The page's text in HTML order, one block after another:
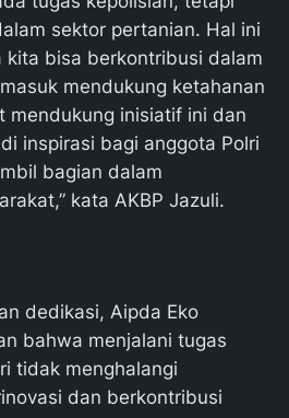
sektor pertanian. Hal ini
kita bisa berkontribusi dalam
mendukung ketahanan
mendukung inisiatif ini dan
inspirasi bagi anggota Polri
bagian dalam
kata AKBP Jazuli.
dedikasi, Aipda Eko
bahwa menjalani tugas
tidak menghalangi
dan berkontribusi